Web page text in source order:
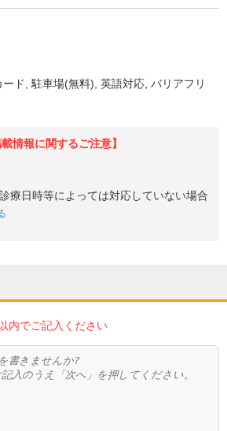
ド 駐車場(無料) 英語対応 バリアフリ
載情報に関するご注意】
療日時等によっては対応していない場合
内でご記入ください